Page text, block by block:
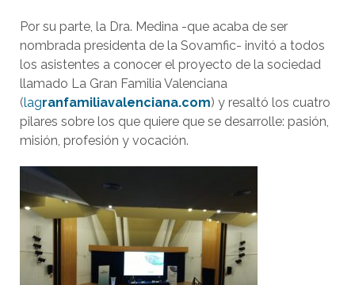
Por su parte, la Dra. Medina -que acaba de ser
nombrada presidenta de la Sovamfic- invitó a todos
los asistentes a conocer el proyecto de la sociedad
llamado La Gran Familia Valenciana
(lagranfamiliavalenciana.com) y resaltó los cuatro
pilares sobre los que quiere que se desarrolle: pasión,
misión, profesión y vocación.